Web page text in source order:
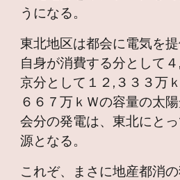
うになる。
東北地区は都会に電気を
自身が消費する分として
京分として１２,３３３万
６６７万ｋＷの容量の太
会分の発電は、東北にと
源となる。
これぞ、まさに地産都消の